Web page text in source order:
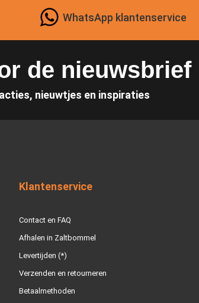
WhatsApp klantenservice
de nieuwsbrief
nieuwtjes en inspiraties
Klantenservice
Contact en FAQ
Afhalen in Zaltbommel
Levertijden (*)
Verzenden en retourneren
Betaalmethoden